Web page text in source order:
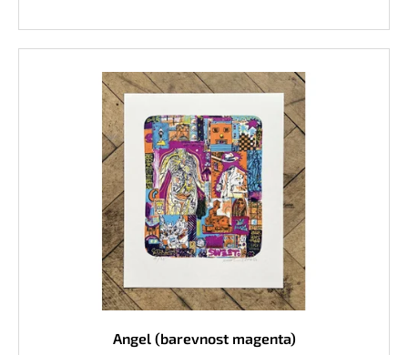
Angel (barevnost magenta)